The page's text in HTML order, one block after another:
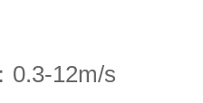
0.3-12m/s